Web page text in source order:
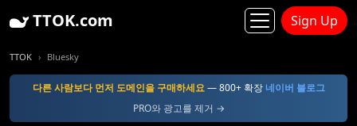
TTOK.com Sign Up
TTOK Bluesky
다른 사람보다 먼저 도메인을 구매하세요— 800+ 확장 네이버 블로그
PRO와 광고를 제거 →